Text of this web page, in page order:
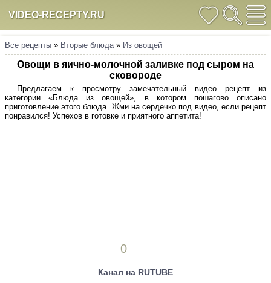
VIDEO-RECEPTY.RU
Все рецепты » Вторые блюда» Из овощей
Овощи в яично-молочной заливке под сыром на
сковороде
Предлагаем к просмотру замечательный видео рецепт из
категории «Блюда из овощей», в котором пошагово описано
приготовление этого блюда. Жми на сердечко под видео, если рецепт
понравился! Успехов в готовке и приятного аппетита!
0
Канал на RUTUBE